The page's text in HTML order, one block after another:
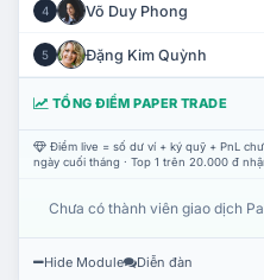
4 Võ Duy Phong
5 Đặng Kim Quỳnh
TỔNG ĐIỂM PAPER TRADE
Điểm live = số dư ví + ký quỹ + PnL
ngày cuối tháng · Top 1 trên 20.000 đ
Chưa có thành viên giao dịch
Hide Module Diễn đàn